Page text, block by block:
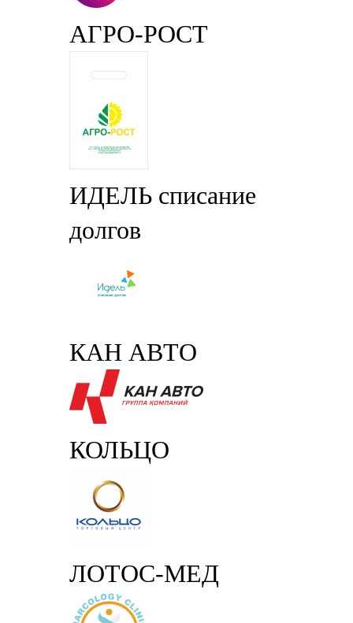
АГРО-РОСТ
ИДЕЛЬ списание
долгов
КАН АВТО
КОЛЬЦО
ЛОТОС-МЕД